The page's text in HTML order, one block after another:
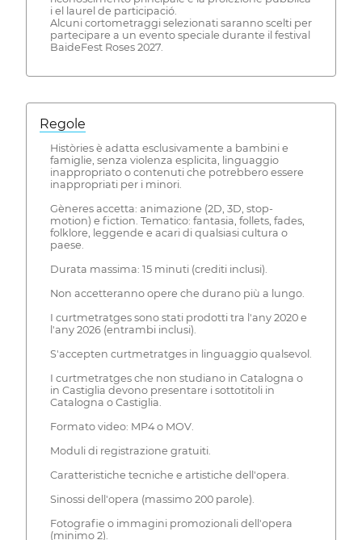
i el laurel de participació.
Alcuni cortometraggi selezionati saranno scelti per
partecipare a un evento speciale durante il festival
BaideFest Roses 2027.
Regole
Històries è adatta esclusivamente a bambini e
famiglie, senza violenza esplicita, linguaggio
inappropriato o contenuti che potrebbero essere
inappropriati per i minori.
Gèneres accetta: animazione (2D, 3D, stop-
motion) e fiction. Tematico: fantasia, follets, fades,
folklore, leggende e acari di qualsiasi cultura o
paese.
Durata massima: 15 minuti (crediti inclusi).
Non accetteranno opere che durano più a lungo.
I curtmetratges sono stati prodotti tra l'any 2020 e
l'any 2026 (entrambi inclusi).
S'accepten curtmetratges in linguaggio qualsevol.
I curtmetratges che non studiano in Catalogna o
in Castiglia devono presentare i sottotitoli in
Catalogna o Castiglia.
Formato video: MP4 o MOV.
Moduli di registrazione gratuiti.
Caratteristiche tecniche e artistiche dell'opera.
Sinossi dell'opera (massimo 200 parole).
Fotografie o immagini promozionali dell'opera
(minimo 2).